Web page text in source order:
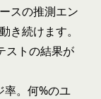
スの推測エン
き続けます。
ストの結果が
率。何%のユ